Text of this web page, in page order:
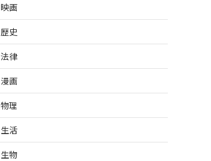
映画
歴史
法律
漫画
物理
生活
生物